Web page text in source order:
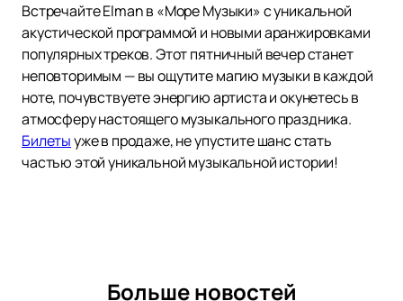
Встречайте Elman в «Море Музыки» с уникальной
акустической программой и новыми аранжировками
популярных треков. Этот пятничный вечер станет
неповторимым — вы ощутите магию музыки в каждой
ноте, почувствуете энергию артиста и окунетесь в
атмосферу настоящего музыкального праздника.
Билетыуже в продаже, не упустите шанс стать
частью этой уникальной музыкальной истории!
Больше новостей